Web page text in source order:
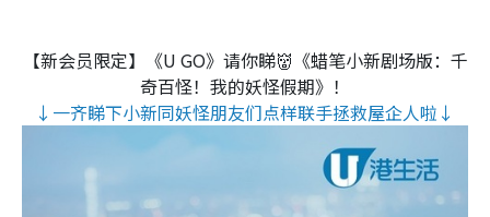
【新会员限定】《U GO》请你睇👹《蜡笔小新剧场版：千
奇百怪！我的妖怪假期》！
↓一齐睇下小新同妖怪朋友们点样联手拯救屋企人啦↓